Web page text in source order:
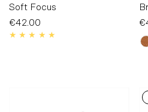
Soft Focus
Preço
Normal
€42.00